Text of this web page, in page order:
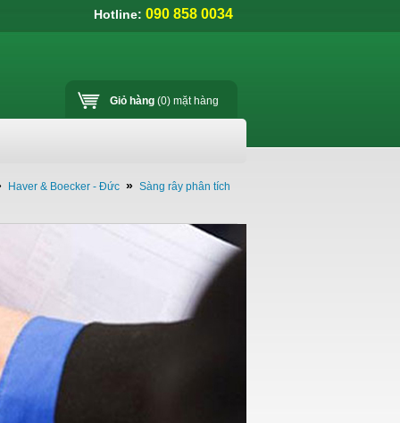
Hotline: 090 858 0034
Giỏ hàng (0) mặt hàng
Haver & Boecker - Đức » Sàng rây phân tích